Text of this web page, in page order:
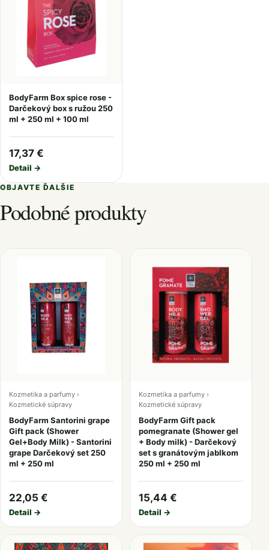
BodyFarm Box spice rose -
Darčekový box s ružou 250
ml + 250 ml + 100 ml
17,37 €
Detail →
OBJAVTE ĎALŠIE
Podobné produkty
Kozmetika a parfumy ›
Kozmetické súpravy
BodyFarm Santorini grape
Gift pack (Shower
Gel+Body Milk) - Santorini
grape Darčekový set 250
ml + 250 ml
22,05 €
Detail →
Kozmetika a parfumy ›
Kozmetické súpravy
BodyFarm Gift pack
pomegranate (Shower gel
+ Body milk) - Darčekový
set s granátovým jablkom
250 ml + 250 ml
15,44 €
Detail →